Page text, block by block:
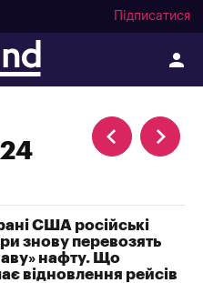
Підписатися
США російські
знову перевозять
нафту. Що
відновлення рейсів